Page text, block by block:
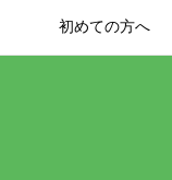
初めての方へ